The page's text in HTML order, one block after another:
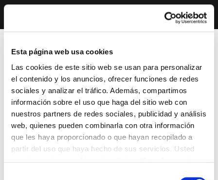
Esta página web usa cookies
Las cookies de este sitio web se usan para personalizar
el contenido y los anuncios, ofrecer funciones de redes
sociales y analizar el tráfico. Además, compartimos
información sobre el uso que haga del sitio web con
nuestros partners de redes sociales, publicidad y análisis
web, quienes pueden combinarla con otra información
que les haya proporcionado o que hayan recopilado a
partir del uso que haya hecho de sus servicios. Usted